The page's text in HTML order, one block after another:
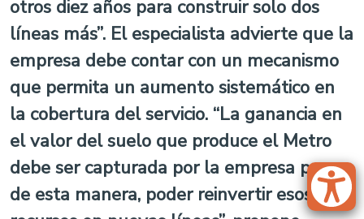
otros diez años para construir solo dos
líneas más”. El especialista advierte que la
empresa debe contar con un mecanismo
que permita un aumento sistemático en
la cobertura del servicio. “La ganancia en
el valor del suelo que produce el Metro
debe ser capturada por la empresa para,
de esta manera, poder reinvertir esos